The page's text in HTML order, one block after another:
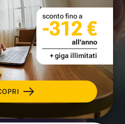
sconto fino a
-312 €
all'anno
+ giga illimitati